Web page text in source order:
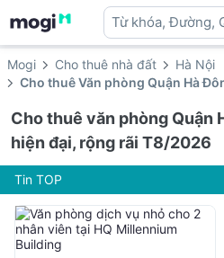
Từ khóa, Đường,
địa danh ...
Mogi Cho thuê nhà đất
Hà Nội
Cho thuê Văn phòng Quận Hà
Cho thuê văn phòng Quận
hiện đại, rộng rãi T8/2026
Tin TOP